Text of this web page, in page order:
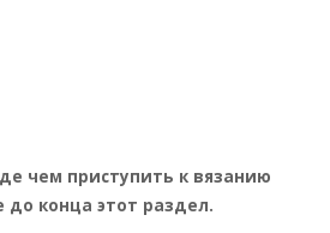
чем приступить к вязанию
конца этот раздел.